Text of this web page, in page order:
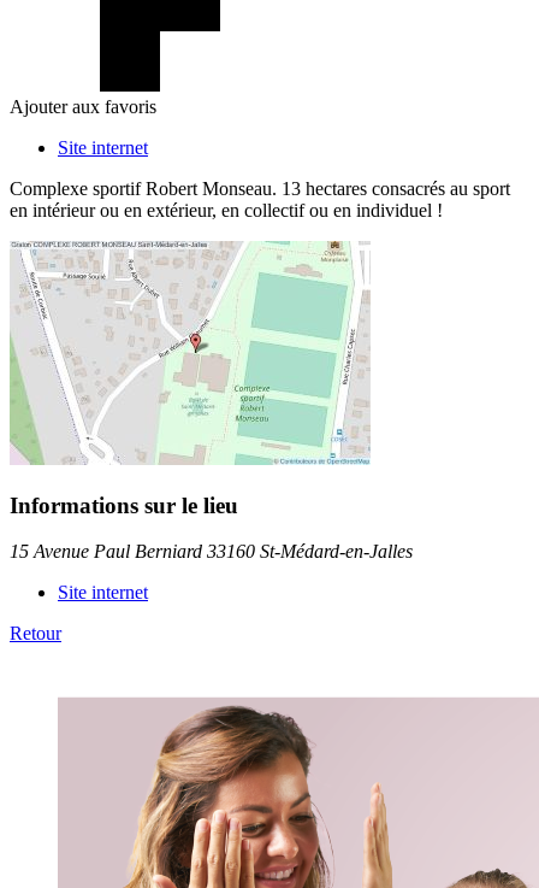
Ajouter aux favoris
Site internet
Complexe sportif Robert Monseau. 13 hectares consacrés au sport
en intérieur ou en extérieur, en collectif ou en individuel !
Informations sur le lieu
15 Avenue Paul Berniard 33160 St-Médard-en-Jalles
Site internet
Retour